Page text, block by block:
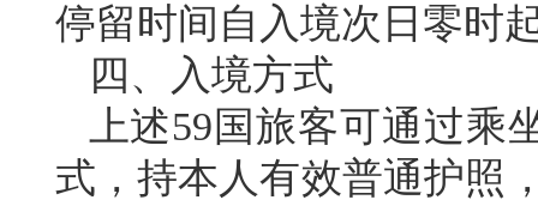
停留时间自入境次日零时
四、入境方式
上述59国旅客可通过
式，持本人有效普通护照